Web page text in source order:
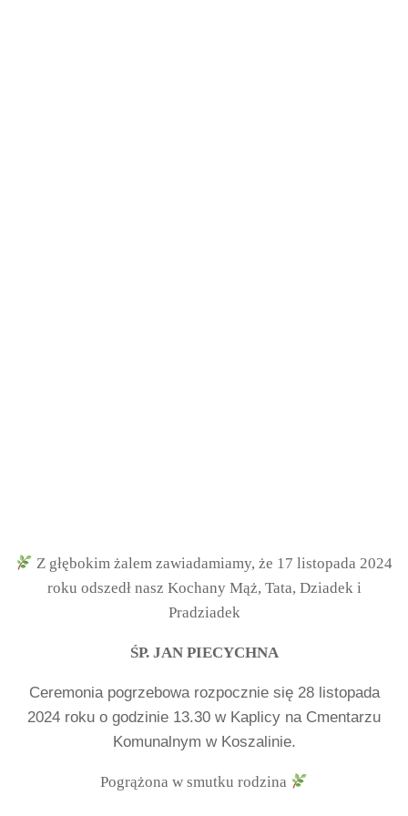
Z głębokim żalem zawiadamiamy, że 17 listopada 2024
roku odszedł nasz Kochany Mąż, Tata, Dziadek i
Pradziadek
ŚP. JAN PIECYCHNA
Ceremonia pogrzebowa rozpocznie się 28 listopada
2024 roku o godzinie 13.30 w Kaplicy na Cmentarzu
Komunalnym w Koszalinie.
Pogrążona w smutku rodzina